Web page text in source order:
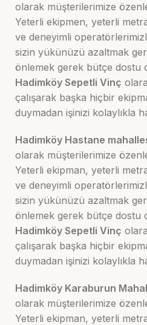
olarak müşterilerimize
Yeterli ekipmen, yeterli
ve deneyimli
sizin yükünüzü azaltmak
önlemek gerek bütçe dostu
Hadimköy Sepetli Vinç
çalışarak başka hiçbir
duymadan işinizi kolaylıkla
Hadimköy Hastane
olarak müşterilerimize
Yeterli ekipman, yeterli
ve deneyimli
sizin yükünüzü azaltmak
önlemek gerek bütçe dostu
Hadimköy Sepetli Vinç
çalışarak başka hiçbir
duymadan işinizi kolaylıkla
Hadimköy Karaburun
olarak müşterilerimize
Yeterli ekipman, yeterli